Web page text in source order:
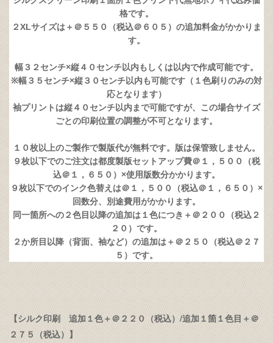
格です。
２XLサイズは＋＠５５０（税込＠６０５）の追加料金がかかりま
す。
幅３２センチ×縦４０センチ以内もしくは以内で作成可能です。
※幅３５センチ×縦３０センチ以内も可能です（１色刷りのみの対
応となります）
袖プリントは縦４０センチ以内まで可能ですが、この場合サイズ
ごとの印刷位置の調整が不可となります。
１０枚以上のご製作で製版代が無料です。版は保管致しません。
９枚以下でのご注文は都度製版セットアップ費＠１，５００（税
込＠１，６５０）×使用版数分かかります。
９枚以下でのインク色替えは＠１，５００（税込＠１，６５０）×
回数分、別途費用がかかります。
同一箇所への２色目以降の追加は１色につき＋＠２００（税込２
２０）です。
２か所目以降（背面、袖など）の追加は＋＠２５０（税込＠２７
５）です。
【シルク印刷 追加１色＋＠２２０（税込）/追加１箇１色目＋＠
２７５（税込）】